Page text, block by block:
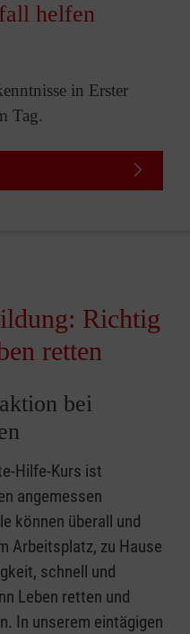
helfen
in Erster
Tag.
Richtig
retten
bei
Hilfe-Kurs ist
angemessen
können überall und
Arbeitsplatz, zu Hause
schnell und
Leben retten und
In unserem eintägigen